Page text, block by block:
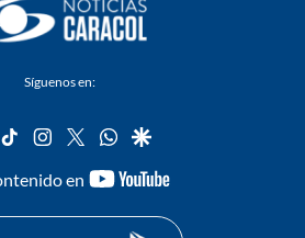
Síguenos en:
tiktok instagram
twitterwhatsapp
google
en
youtube-